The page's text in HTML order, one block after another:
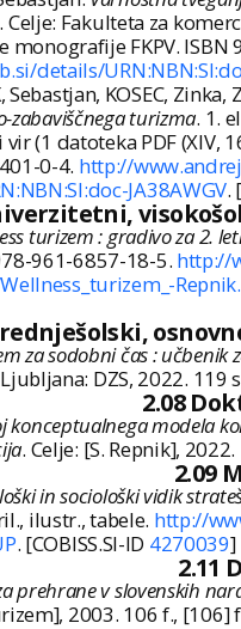
Celje: Fakulteta za
monografije FKPV.
details/
Sebastjan, KOSEC,
zabaviščnega turizma. 1.
(1 datoteka PDF
0-4. http://
JA38AWGV.
turizem : gradivo za 2.
961-6857-18-5. http://
za sodobni čas :
DZS, 2022.
2.08
konceptualnega modela
. Celje: [S. Repnik],
2.09
in sociološki vidik
ilustr., tabele. http://
. [COBISS.SI-ID 4270039]
2.11
prehrane v slovenskih
2003. 106 f.,